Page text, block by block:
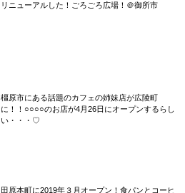
リニューアルした！ごろごろ広場！＠御所市
橿原市にある話題のカフェの姉妹店が広陵町
に！！○○○○のお店が4月26日にオープンするらし
い・・・♡
田原本町に2019年３月オープン！食パンとコーヒ